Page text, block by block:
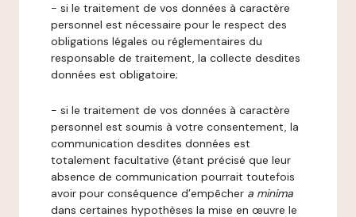
- si le traitement de vos données à caractère
personnel est nécessaire pour le respect des
obligations légales ou réglementaires du
responsable de traitement, la collecte desdites
données est obligatoire;
- si le traitement de vos données à caractère
personnel est soumis à votre consentement, la
communication desdites données est
totalement facultative (étant précisé que leur
absence de communication pourrait toutefois
avoir pour conséquence d’empêcher a minima
dans certaines hypothèses la mise en œuvre le